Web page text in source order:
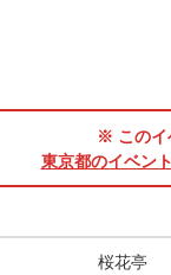
※ このイ
東京都のイベン
桜花亭